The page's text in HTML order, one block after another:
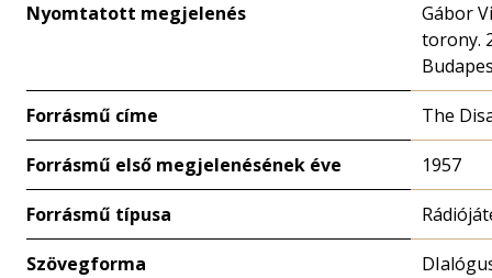
Nyomtatott megjelenés
Gábor
torony.
Forrásmű címe The
Forrásmű első megjelenésének éve 1957
Forrásmű típusa
Szövegforma